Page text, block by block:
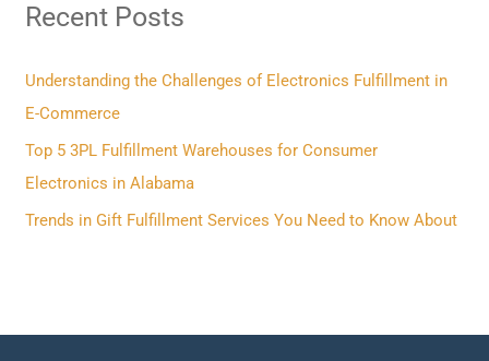
c
f
o
r
:
Recent Posts
Understanding the Challenges of Electronics Fulfillment in
E-Commerce
Top 5 3PL Fulfillment Warehouses for Consumer
Electronics in Alabama
Trends in Gift Fulfillment Services You Need to Know About